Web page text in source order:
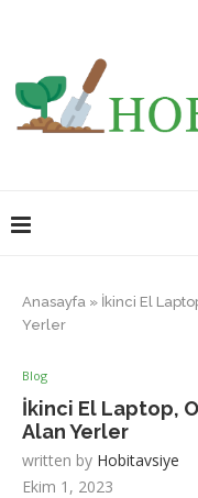
Anasayfa » İkinci El
Yerler
Blog
İkinci El Laptop,
Alan Yerler
written by Hobitavsiye
Ekim 1, 2023